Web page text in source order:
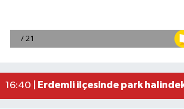
16:58 |
Osmaniye'de huzur toplantısı
16:40 |
Erdemli ilçesinde park